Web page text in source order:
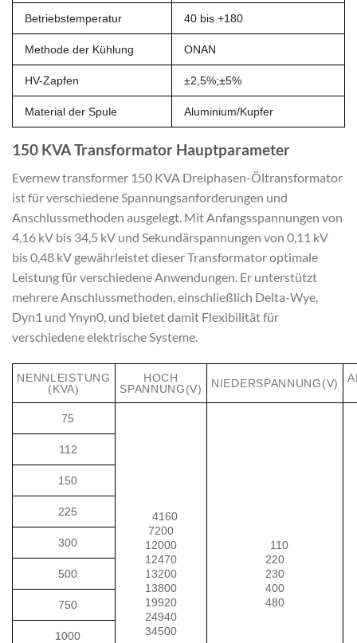
Betriebstemperatur 40 bis +180
Methode der Kühlung ONAN
HV-Zapfen ±2,5%;±5%
Material der Spule Aluminium/Kupfer
150 KVA Transformator Hauptparameter
Evernew transformer 150 KVA Dreiphasen-Öltransformator
ist für verschiedene Spannungsanforderungen und
Anschlussmethoden ausgelegt. Mit Anfangsspannungen von
4,16 kV bis 34,5 kV und Sekundärspannungen von 0,11 kV
bis 0,48 kV gewährleistet dieser Transformator optimale
Leistung für verschiedene Anwendungen. Er unterstützt
mehrere Anschlussmethoden, einschließlich Delta-Wye,
Dyn1 und Ynyn0, und bietet damit Flexibilität für
verschiedene elektrische Systeme.
NENNLEISTUNG
(KVA)
HOCH
SPANNUNG(V)
NIEDERSPANNUNG(V)
75
4160
7200
12000
12470
13200
13800
19920
24940
34500
110
220
230
400
480
112
150
225
300
500
750
1000